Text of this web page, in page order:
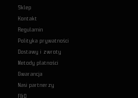
Sklep
Kontakt
Regulamin
Polityka prywatności
Dostawy i zwroty
Metody płatności
Gwarancja
Nasi partnerzy
F&Q